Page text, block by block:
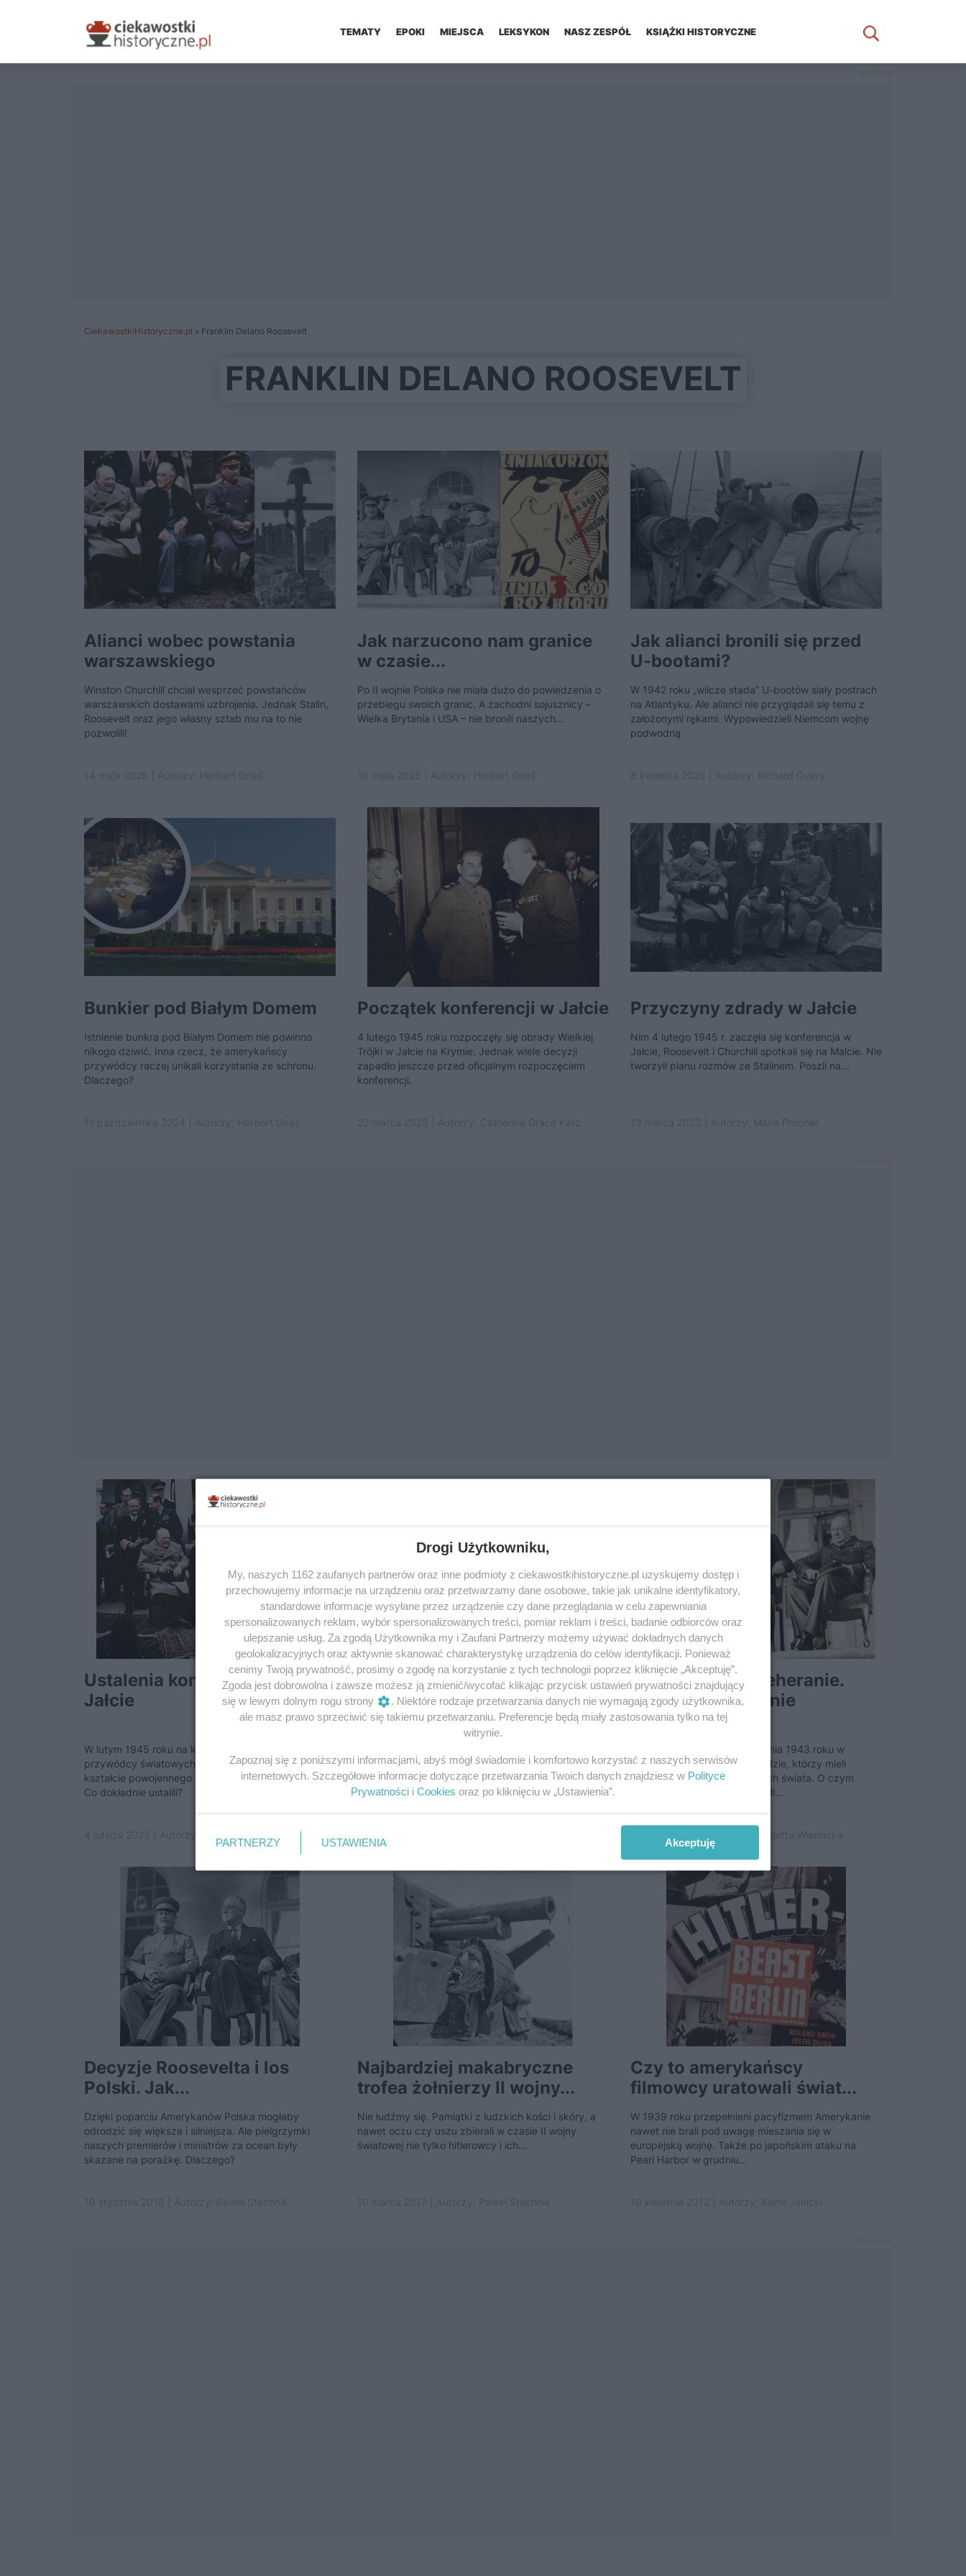
TEMATY EPOKI MIEJSCA LEKSYKON NASZ ZESPÓŁ KSIĄŻKI HISTORYCZNE
CiekawostkiHistoryczne.pl » Franklin Delano Roosevelt
FRANKLIN DELANO ROOSEVELT
Alianci wobec powstania
warszawskiego
Winston Churchill chciał wesprzeć powstańców
warszawskich dostawami uzbrojenia. Jednak Stalin,
Roosevelt oraz jego własny sztab mu na to nie
pozwolili!
Jak narzucono nam granice
w czasie...
Po II wojnie Polska nie miała dużo do powiedzenia o
przebiegu swoich granic. A zachodni sojusznicy –
Wielka Brytania i USA – nie bronili naszych...
Jak alianci bronili się przed
U-bootami?
W 1942 roku „wilcze stada” U-bootów siały postrach
na Atlantyku. Ale alianci nie przyglądali się temu z
założonymi rękami. Wypowiedzieli Niemcom wojnę
podwodną.
Bunkier pod Białym Domem
Istnienie bunkra pod Białym Domem nie powinno
nikogo dziwić. Inna rzecz, że amerykańscy
przywódcy raczej unikali korzystania ze schronu.
Dlaczego?
Początek konferencji w Jałcie
4 lutego 1945 roku rozpoczęły się obrady Wielkiej
Trójki w Jałcie na Krymie. Jednak wiele decyzji
zapadło jeszcze przed oficjalnym rozpoczęciem
konferencji.
Przyczyny zdrady w Jałcie
Nim 4 lutego 1945 r. zaczęła się konferencja w
Jałcie, Roosevelt i Churchill spotkali się na Malcie. Nie
tworzyli planu rozmów ze Stalinem. Poszli na...
Ustalenia konferencji w
Jałcie
W lutym 1945 roku na konferencji w Jałcie
przywódcy światowych mocarstw decydowali o
kształcie powojennego świata – oraz o losach Polski.
Co dokładnie ustalili?
Catherine Grace Katz
Lend-Lease Act
jednogłośnie reaktywował Lend-Lease Act z czasów
II wojny światowej. Czego dotyczy ta ustawa?
Konferencja w Teheranie.
Pierwsze spotkanie
Wielkiej...
Na przełomie listopada i grudnia 1943 roku w
Teheranie spotkali się trzej ludzie, którzy mieli
zdecydować o dalszych losach świata. O czym
rozmawiali Roosevelt, Churchill...
Decyzje Roosevelta i los
Polski. Jak...
Dzięki poparciu Amerykanów Polska mogłaby
odrodzić się większa i silniejsza. Ale pielgrzymki
naszych premierów i ministrów za ocean były
skazane na porażkę. Dlaczego?
Najbardziej makabryczne
trofea żołnierzy II wojny...
Nie łudźmy się. Pamiątki z ludzkich kości i skóry, a
nawet oczu czy uszu zbierali w czasie II wojny
światowej nie tylko hitlerowcy i ich...
Czy to amerykańscy
filmowcy uratowali świat...
W 1939 roku przepełnieni pacyfizmem Amerykanie
nawet nie brali pod uwagę mieszania się w
europejską wojnę. Także po japońskim ataku na
Pearl Harbor w grudniu...
Drogi Użytkowniku,
My, naszych 1162 zaufanych partnerów oraz inne podmioty z ciekawostkihistoryczne.pl uzyskujemy dostęp i
przechowujemy informacje na urządzeniu oraz przetwarzamy dane osobowe, takie jak unikalne identyfikatory,
standardowe informacje wysyłane przez urządzenie czy dane przeglądania w celu zapewniania
spersonalizowanych reklam, wybór spersonalizowanych treści, pomiar reklam i treści, badanie odbiorców oraz
ulepszanie usług. Za zgodą Użytkownika my i Zaufani Partnerzy możemy używać dokładnych danych
geolokalizacyjnych oraz aktywnie skanować charakterystykę urządzenia do celów identyfikacji. Ponieważ
cenimy Twoją prywatność, prosimy o zgodę na korzystanie z tych technologii poprzez kliknięcie „Akceptuję”.
Zgoda jest dobrowolna i zawsze możesz ją zmienić/wycofać klikając przycisk ustawień prywatności znajdujący
się w lewym dolnym rogu strony
. Niektóre rodzaje przetwarzania danych nie wymagają zgody użytkownika,
ale masz prawo sprzeciwić się takiemu przetwarzaniu. Preferencje będą miały zastosowania tylko na tej
witrynie.
Zapoznaj się z poniższymi informacjami, abyś mógł świadomie i komfortowo korzystać z naszych serwisów
internetowych. Szczegółowe informacje dotyczące przetwarzania Twoich danych znajdziesz w Polityce
Prywatności i Cookies oraz po kliknięciu w „Ustawienia”.
PARTNERZY USTAWIENIA Akceptuję